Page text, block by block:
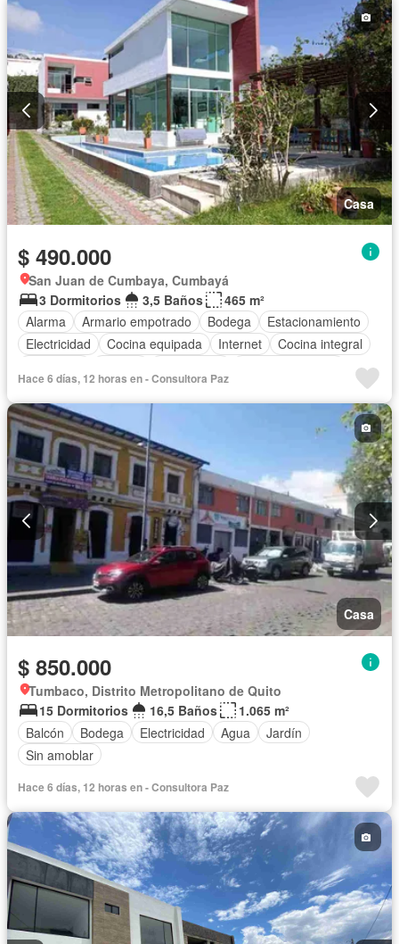
Casa
$ 490.000
San Juan de Cumbaya, Cumbayá
3 Dormitorios
3,5 Baños
465 m²
Alarma
Armario empotrado Bodega
Estacionamiento
Electricidad
Cocina equipada Internet
Cocina integral
Cuarto de servicio
Patio Agua
Conserje
Garita de guardianía
Biblioteca
Piscina
Wifi
Hace 6 días, 12 horas en - Consultora Paz
Casa
$ 850.000
Tumbaco, Distrito Metropolitano de Quito
15 Dormitorios
16,5 Baños
1.065 m²
Balcón
Bodega Electricidad Agua
Jardín
Sin amoblar
Hace 6 días, 12 horas en - Consultora Paz